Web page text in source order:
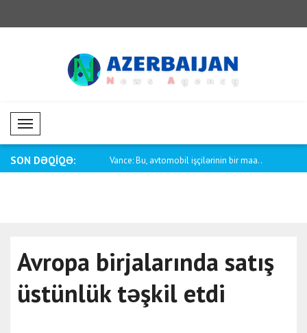
Mobil Menü
SON DƏQİQƏ:
ABŞ münasibətləri Vance: Bu, avtomobil işçilərinin bir maa..
Avropa birjalarında satış
üstünlük təşkil etdi